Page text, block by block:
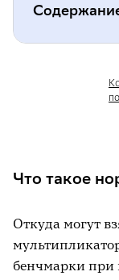
Что
Секреты
Что такое
Откуда могут
бенчмарки при